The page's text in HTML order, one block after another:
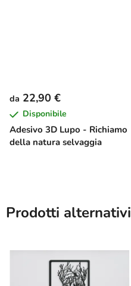
Adesivo 3D Lupo - Richiamo
della natura selvaggia
da 22,90 €
Disponibile
Prodotti alternativi